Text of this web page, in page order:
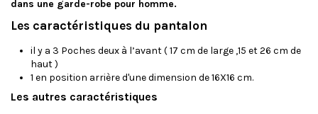
dans une garde-robe pour homme.
Les caractéristiques du pantalon
il y a 3 Poches deux à l’avant ( 17 cm de large ,15 et 26 cm de
haut )
1 en position arrière d'une dimension de 16X16 cm.
Les autres caractéristiques